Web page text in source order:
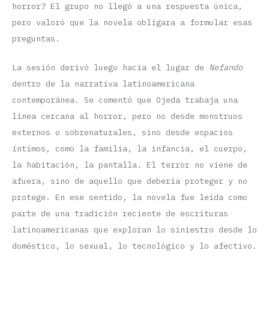
horror? El grupo no llegó a una respuesta única,
pero valoró que la novela obligara a formular esas
preguntas.
La sesión derivó luego hacia el lugar de Nefando
dentro de la narrativa latinoamericana
contemporánea. Se comentó que Ojeda trabaja una
línea cercana al horror, pero no desde monstruos
externos o sobrenaturales, sino desde espacios
íntimos, como la familia, la infancia, el cuerpo,
la habitación, la pantalla. El terror no viene de
afuera, sino de aquello que debería proteger y no
protege. En ese sentido, la novela fue leída como
parte de una tradición reciente de escrituras
latinoamericanas que exploran lo siniestro desde lo
doméstico, lo sexual, lo tecnológico y lo afectivo.